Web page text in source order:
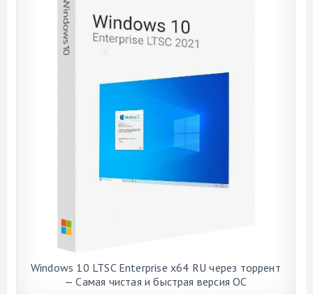
Windows 10 LTSC Enterprise x64 RU через торрент
— Самая чистая и быстрая версия ОС